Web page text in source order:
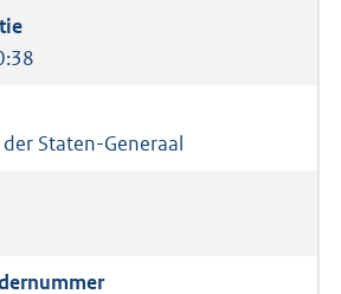
Staten-Generaal